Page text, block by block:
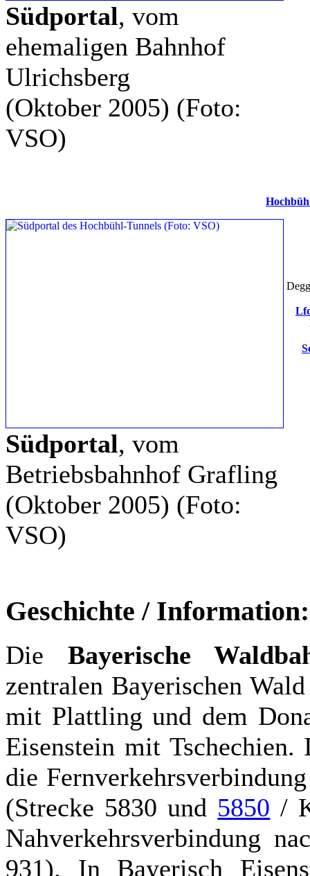
Südportal, vom
ehemaligen Bahnhof
Ulrichsberg
(Oktober 2005) (Foto:
VSO)
Südportal, vom
Betriebsbahnhof Grafling
(Oktober 2005) (Foto:
VSO)
Geschichte / Information:
Die Bayerische
zentralen Bayerischen
mit Plattling und dem
Eisenstein mit
die
(Strecke 5830 und 5850 /
Nahverkehrsverbindung
931). In Bayerisch